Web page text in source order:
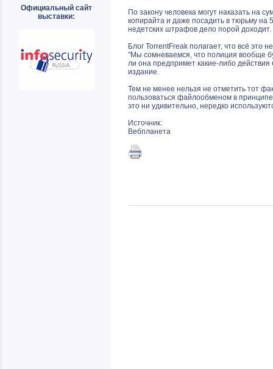
Официальный сайт
выставки:
По закону человека могут наказать на
копирайта и даже посадить в тюрьму на
недетских штрафов дело порой доходит.
Блог TorrentFreak полагает, что всё это
"Мы сомневаемся, что полиция вообще
ли она предпримет какие-либо
издание.
Тем не менее нельзя не отметить тот
пользоваться файлообменом в
это ни удивительно, нередко
Источник:
Вебпланета